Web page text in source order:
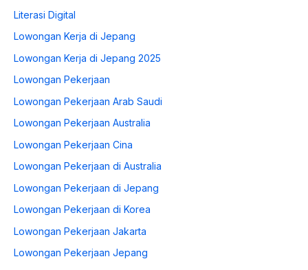
Literasi Digital
Lowongan Kerja di Jepang
Lowongan Kerja di Jepang 2025
Lowongan Pekerjaan
Lowongan Pekerjaan Arab Saudi
Lowongan Pekerjaan Australia
Lowongan Pekerjaan Cina
Lowongan Pekerjaan di Australia
Lowongan Pekerjaan di Jepang
Lowongan Pekerjaan di Korea
Lowongan Pekerjaan Jakarta
Lowongan Pekerjaan Jepang